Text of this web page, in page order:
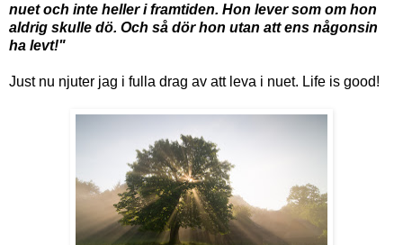
nuet och inte heller i framtiden. Hon lever som om hon
aldrig skulle dö. Och så dör hon utan att ens någonsin
ha levt!"
Just nu njuter jag i fulla drag av att leva i nuet. Life is good!